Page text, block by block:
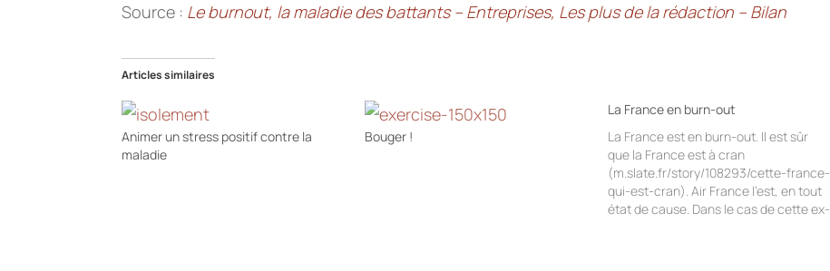
Source : Le burnout, la maladie des battants – Entreprises, Les plus de la rédaction – Bilan
Articles similaires
Animer un stress positif contre la
maladie
Bouger !
La France en burn-out
La France est en burn-out. Il est sûr
que la France est à cran
(m.slate.fr/story/108293/cette-france-
qui-est-cran). Air France l'est, en tout
état de cause. Dans le cas de cette ex-